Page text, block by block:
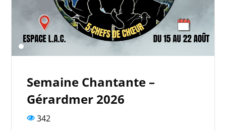
Semaine Chantante –
Gérardmer 2026
342